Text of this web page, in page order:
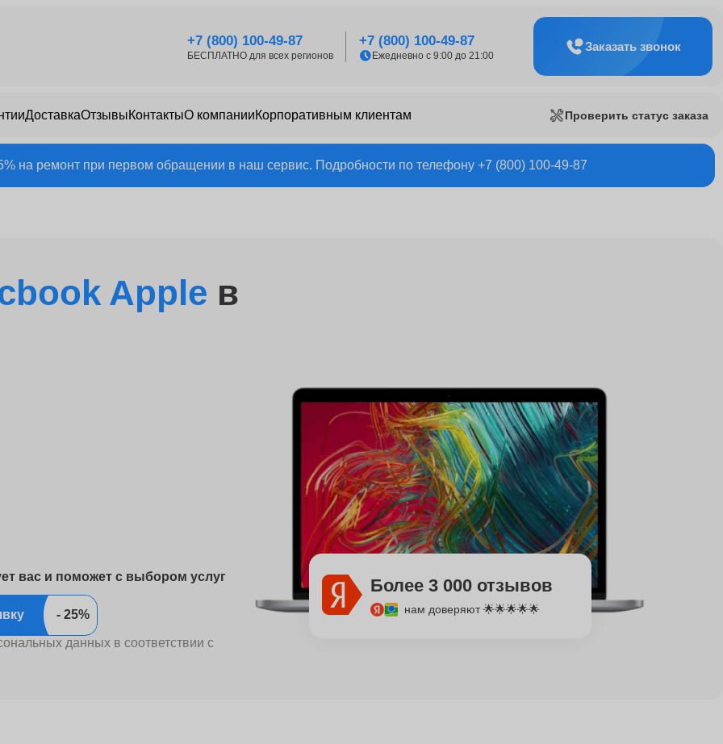
+7 (800) 100-49-87
БЕСПЛАТНО для всех регионов
+7 (800) 100-49-87
Ежедневно с 9:00 до 21:00
Заказать звонок
ДоставкаОтзывыКонтактыО компанииКорпоративным клиентам Проверить статус заказа
на ремонт при первом обращении в наш сервис. Подробности по телефону +7 (800) 100-49-87
Apple в
вас и поможет с выбором услуг
заявку
данных в соответствии с
Более 3 000 отзывов
нам доверяют 🌟🌟🌟🌟🌟